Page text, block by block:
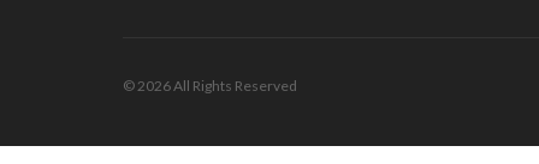
© 2026 All Rights Reserved